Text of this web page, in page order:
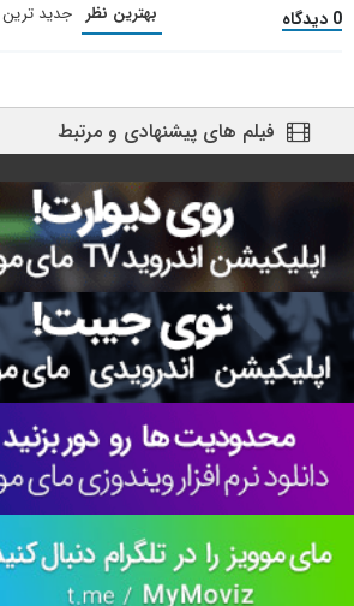
0 دیدگاه بهترین نظر جدید ترین
فیلم های پیشنهادی و مرتبط